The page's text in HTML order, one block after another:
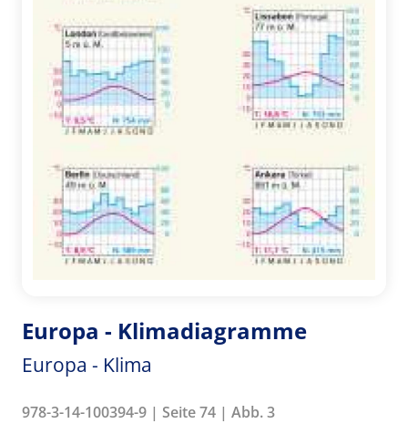
Europa - Klimadiagramme
Europa - Klima
978-3-14-100394-9 | Seite 74 | Abb. 3